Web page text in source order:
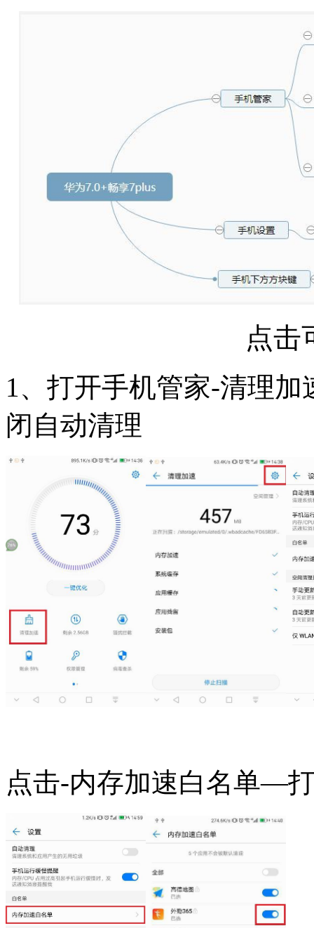
点击
1、打开手机管家-清理
闭自动清理
点击-内存加速白名单—